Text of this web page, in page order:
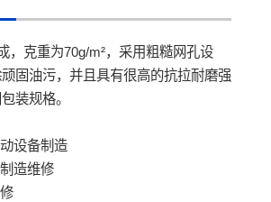
，克重为70g/m²，采用粗糙网孔设
固油污，并且具有很高的抗拉耐磨强
装规格。
设备制造
造维修